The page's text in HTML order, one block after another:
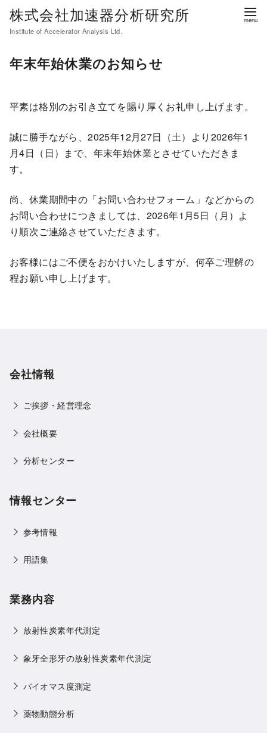
株式会社加速器分析研究所
Institute of Accelerator Analysis Ltd.
年末年始休業のお知らせ
平素は格別のお引き立てを賜り厚くお礼申し上げます。
誠に勝手ながら、2025年12月27日（土）より2026年1
月4日（日）まで、年末年始休業とさせていただきま
す。
尚、休業期間中の「お問い合わせフォーム」などからの
お問い合わせにつきましては、2026年1月5日（月）よ
り順次ご連絡させていただきます。
お客様にはご不便をおかけいたしますが、何卒ご理解の
程お願い申し上げます。
会社情報
ご挨拶・経営理念
会社概要
分析センター
情報センター
参考情報
用語集
業務内容
放射性炭素年代測定
象牙全形牙の放射性炭素年代測定
バイオマス度測定
薬物動態分析